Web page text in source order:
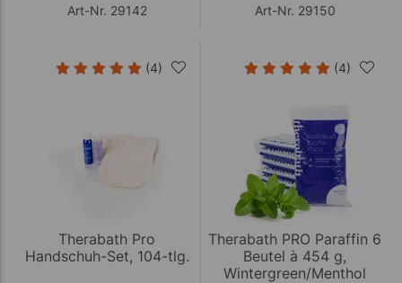
Art-Nr. 29142
Art-Nr. 29150
(4)
Therabath Pro
Handschuh-Set, 104-tlg.
(4)
Therabath PRO Paraffin 6
Beutel à 454 g,
Wintergreen/Menthol